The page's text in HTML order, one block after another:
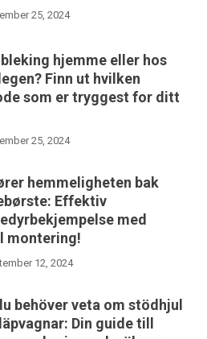
25, 2024
hjemme eller hos
Finn ut hvilken
som er tryggest for ditt
25, 2024
hemmeligheten bak
Effektiv
med
montering!
12, 2024
behöver veta om stödhjul
Din guide till